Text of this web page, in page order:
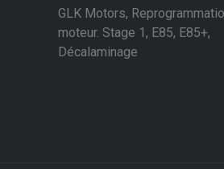
GLK Motors,
moteur. Stage 1, E85, E85+,
Décalaminage